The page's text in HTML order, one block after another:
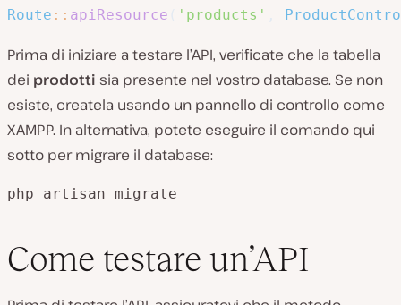
Route :: apiResource 'products'
Prima di iniziare a testare l’API, verificate che la tabella
dei prodotti sia presente nel vostro database. Se non
esiste, createla usando un pannello di controllo come
XAMPP. In alternativa, potete eseguire il comando qui
sotto per migrare il database:
php artisan migrate
Come testare un’API